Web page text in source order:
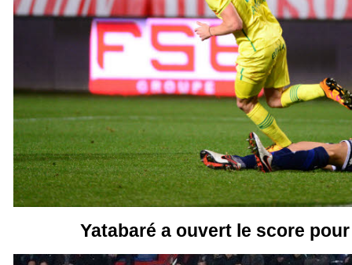
Yatabaré a ouvert le score